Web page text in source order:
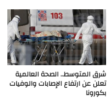
شرق المتوسط.. الصحة العالمية
تعلن عن ارتفاع الإصابات والوفيات
بكورونا